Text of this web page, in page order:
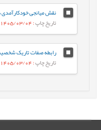
تاریخ چاپ: 1405/03/04
تاریخ چاپ: 1405/03/04